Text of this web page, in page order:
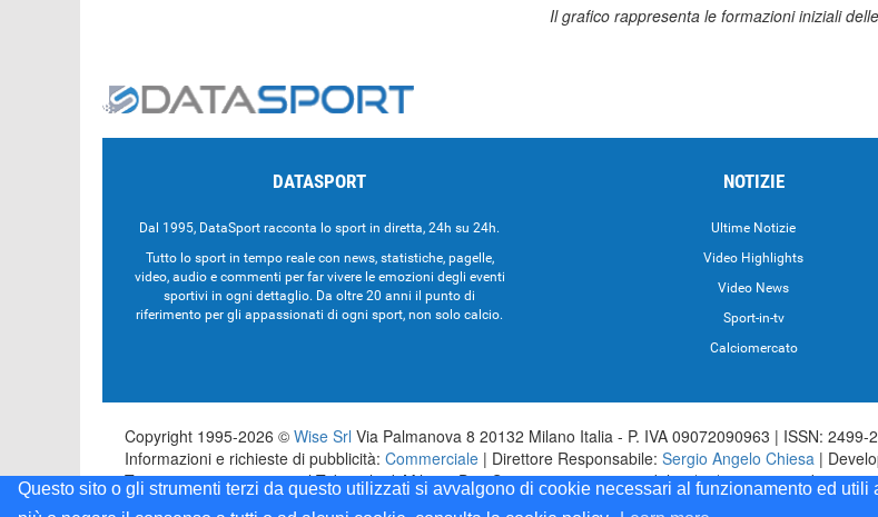
Questo sito o gli strumenti terzi da questo utilizzati si avvalgono di cookie necessari al funzionamento ed
Il grafico rappresenta le formazioni iniziali
DATASPORT
Dal 1995, DataSport racconta lo sport in diretta, 24h su 24h.
Tutto lo sport in tempo reale con news, statistiche, pagelle,
video, audio e commenti per far vivere le emozioni degli eventi
sportivi in ogni dettaglio. Da oltre 20 anni il punto di
riferimento per gli appassionati di ogni sport, non solo calcio.
NOTIZIE
Ultime Notizie
Video Highlights
Video News
Sport-in-tv
Calciomercato
Copyright 1995-2026 © Wise Srl Via Palmanova 8 20132 Milano Italia - P. IVA 09072090963 | ISSN: 2499-
Informazioni e richieste di pubblicità: Commerciale | Direttore Responsabile: Sergio Angelo Chiesa |
Testata registrata presso il Tribunale di Milano: DataSport iscrizione n.173 del 30/03/1985 -